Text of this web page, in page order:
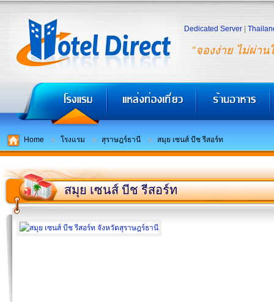
"จองง่าย ไม่ผ่าน
Dedicated Server
Home โรงแรม สุราษฎร์ธานี สมุย เซนส์ บีช รีสอร์ท
สมุย เซนส์ บีช รีสอร์ท